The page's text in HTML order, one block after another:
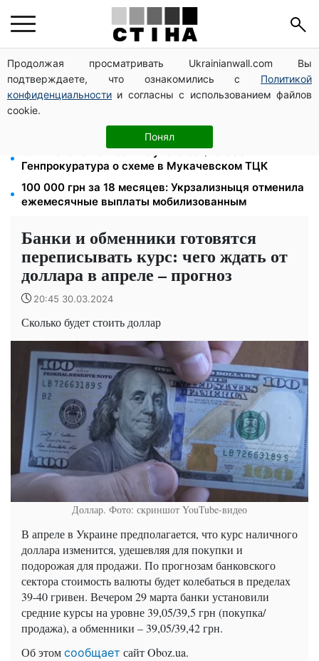
Продолжая просматривать Ukrainianwall.com Вы
подтверждаете, что ознакомились с Политикой
конфиденциальности и согласны с использованием файлов
cookie.
Понял
Мавики, зарядные станции и аппараты для
реанимации: Христианский корпус передал груз на
Запорожское и Покровское направления
Может ли Почтовая площадь стать главной точкой
входа в исторический Киев
1577 человек списали с учета за $10 000:
Генпрокуратура о схеме в Мукачевском ТЦК
100 000 грн за 18 месяцев: Укрзализныця отменила
ежемесячные выплаты мобилизованным
Банки и обменники готовятся
переписывать курс: чего ждать от
доллара в апреле – прогноз
20:45 30.03.2024
Сколько будет стоить доллар
Доллар. Фото: скриншот YouTube-видео
В апреле в Украине предполагается, что курс наличного
доллара изменится, удешевляя для покупки и
подорожая для продажи. По прогнозам банковского
сектора стоимость валюты будет колебаться в пределах
39-40 гривен. Вечером 29 марта банки установили
средние курсы на уровне 39,05/39,5 грн (покупка/
продажа), а обменники – 39,05/39,42 грн.
Об этом сообщает сайт Oboz.ua.